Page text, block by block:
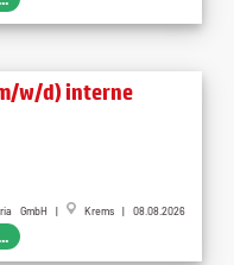
w/d) interne
GmbH | Krems | 08.08.2026